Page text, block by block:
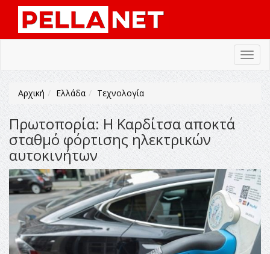
Αρχική Ελλάδα Τεχνολογία
Πρωτοπορία: Η Καρδίτσα αποκτά
σταθμό φόρτισης ηλεκτρικών
αυτοκινήτων